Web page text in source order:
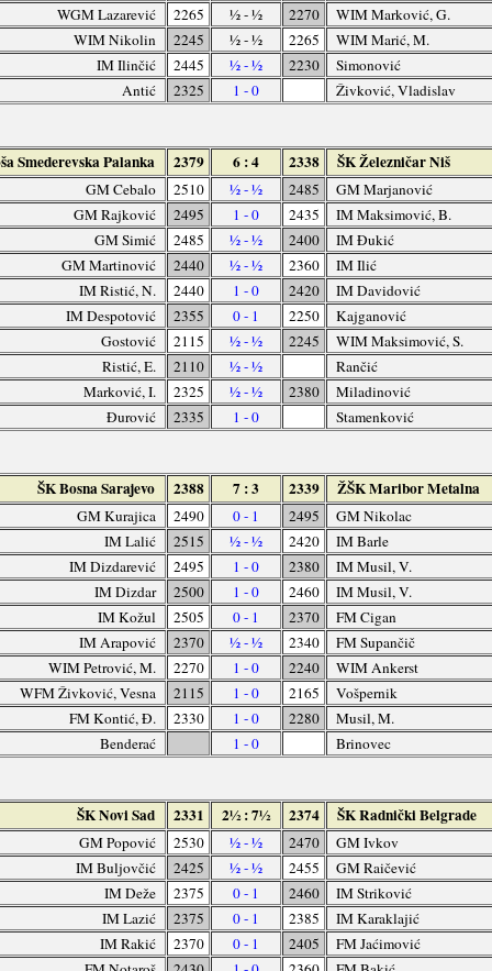
WGM Lazarević
2265 ½ - ½ 2270
WIM Marković, G.
WIM Nikolin
2245 ½ - ½ 2265
WIM Marić, M.
IM Ilinčić
2445 ½ - ½ 2230
Simonović
Antić
2325 1 - 0 Živković, Vladislav
Smederevska Palanka 2379 6 : 4 2338 ŠK Železničar Niš
GM Cebalo 2510 ½ - ½ 2485
GM Marjanović
GM Rajković
2495 1 - 0 2435
IM Maksimović, B.
GM Simić
2485 ½ - ½ 2400
IM Đukić
GM Martinović
2440 ½ - ½ 2360
IM Ilić
IM Ristić, N.
2440 1 - 0 2420
IM Davidović
IM Despotović
2355 0 - 1 2250
Kajganović
Gostović
2115 ½ - ½ 2245
WIM Maksimović, S.
Ristić, E.
2110 ½ - ½
Rančić
Marković, I.
2325 ½ - ½ 2380
Miladinović
Đurović
2335 1 - 0 Stamenković
ŠK Bosna Sarajevo 2388 7 : 3 2339 ŽŠK Maribor Metalna
GM Kurajica 2490 0 - 1 2495
GM Nikolac
IM Lalić
2515 ½ - ½ 2420
IM Barle
IM Dizdarević
2495 1 - 0 2380
IM Musil, V.
IM Dizdar
2500 1 - 0 2460
IM Musil, V.
IM Kožul
2505 0 - 1 2370
FM Cigan
IM Arapović
2370 ½ - ½ 2340
FM Supančič
WIM Petrović, M.
2270 1 - 0 2240
WIM Ankerst
WFM Živković, Vesna
2115 1 - 0 2165
Vošpernik
FM Kontić, Đ.
2330 1 - 0 2280
Musil, M.
Benderać
1 - 0 Brinovec
ŠK Novi Sad 2331 2½ : 7½ 2374 ŠK Radnički Belgrade
GM Popović 2530 ½ - ½ 2470
GM Ivkov
IM Buljovčić
2425 ½ - ½ 2455
GM Raičević
IM Deže
2375 0 - 1 2460
IM Striković
IM Lazić
2375 0 - 1 2385
IM Karaklajić
IM Rakić
2370 0 - 1 2405
FM Jaćimović